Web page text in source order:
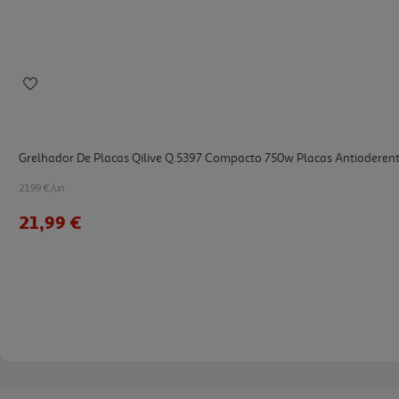
Grelhador De Placas Qilive Q.5397 Compacto 750w Placas
21.99 €/un
21,99 €